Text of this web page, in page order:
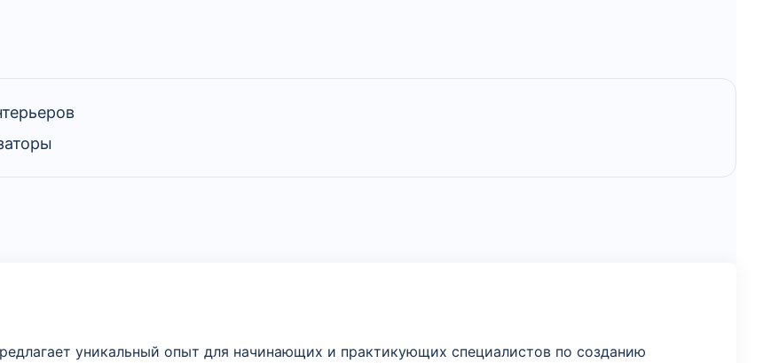
уникальный опыт для начинающих и практикующих специалистов по созданию